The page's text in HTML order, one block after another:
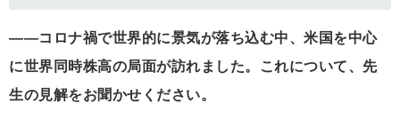
――コロナ禍で世界的に景気が落ち込む中、米国を中心
に世界同時株高の局面が訪れました。これについて、先
生の見解をお聞かせください。